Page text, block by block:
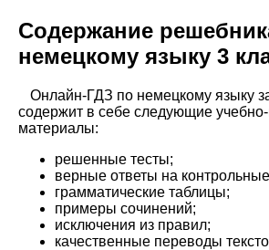
Содержание
немецкому языку 3
Онлайн-ГДЗ по немецкому языку
содержит в себе следующие
материалы:
решенные тесты;
верные ответы на
грамматические таблицы;
примеры сочинений;
исключения из правил;
качественные переводы